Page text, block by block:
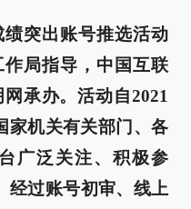
突出账号推选活动
局指导，中国互联
承办。活动自2021
家机关有关部门、各
广泛关注、积极参
经过账号初审、线上